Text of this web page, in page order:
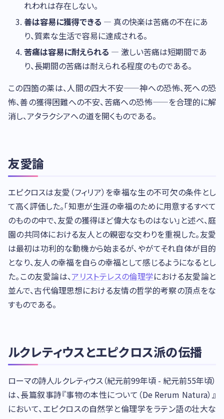
れわれは存在しない。
善は容易に獲得できる — 真の快楽は苦痛の不在にあ
り、質素な生活で容易に達成される。
苦痛は容易に耐えられる — 激しい苦痛は短期間であ
り、長期間の苦痛は耐えられる程度のものである。
この四箇の薬は、人間の四大不安——神への恐怖、死への恐
怖、善の獲得困難への不安、苦痛への恐怖——を合理的に解
消し、アタラクシアへの道を開くものである。
友愛論
エピクロスは友愛（フィリア）を幸福な生の不可欠の条件とし
て高く評価した。「知恵が生涯の幸福のために用意するすべて
のものの中で、友愛の獲得ほど偉大なものはない」と述べ、庭
園の共同体における友人との親密な交わりを重視した。友愛
は最初は功利的な動機から始まるが、やがてそれ自体が目的
となり、友人の幸福を自らの幸福として感じるようになるとし
た。この友愛論は、アリストテレスの倫理学における友愛論と
並んで、古代倫理思想における友情の哲学的考察の頂点をな
すものである。
ルクレティウスとエピクロス派の伝播
ローマの詩人ルクレティウス（紀元前99年頃 - 紀元前55年頃）
は、長篇叙事詩『事物の本性について（De Rerum Natura）』
において、エピクロスの自然学と倫理学をラテン語の壮大な